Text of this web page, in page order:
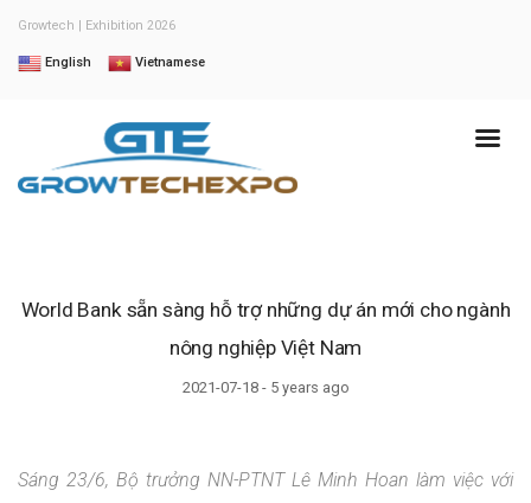
Growtech | Exhibition 2026
English Vietnamese
World Bank sẵn sàng hỗ trợ những dự án mới cho ngành
nông nghiệp Việt Nam
2021-07-18 - 5 years ago
Sáng 23/6, Bộ trưởng NN-PTNT Lê Minh Hoan làm việc với